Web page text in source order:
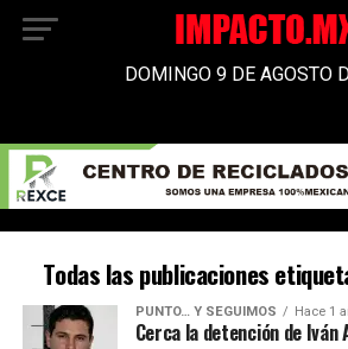
DOMINGO 9 DE AGOSTO
Todas las publicaciones
PUNTO… Y SEGUIMOS Hace 1
Cerca la detención de Iván